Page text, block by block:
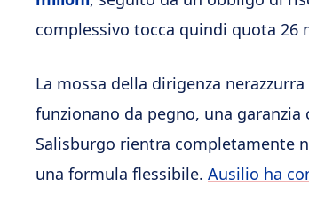
complessivo tocca quindi quota 26
La mossa della dirigenza
funzionano da pegno, una
Salisburgo rientra completamente
una formula flessibile. Ausilio ha